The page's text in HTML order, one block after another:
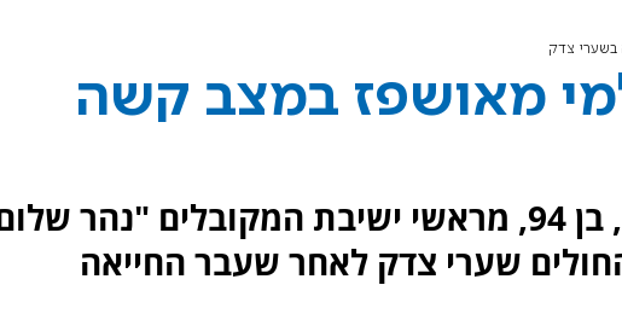
צדק
מאושפז במצב קשה
המקובל הרב רחמים עטיה, בן 94, מראשי ישיבת המקובלים "נהר
שערי צדק לאחר שעבר החייאה